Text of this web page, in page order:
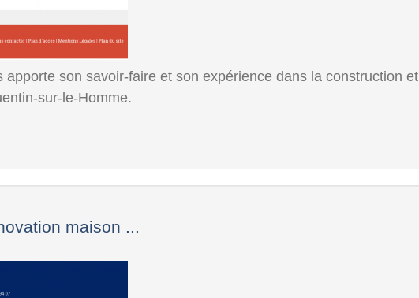
son savoir-faire et son expérience dans la construction et
sur-le-Homme.
maison ...